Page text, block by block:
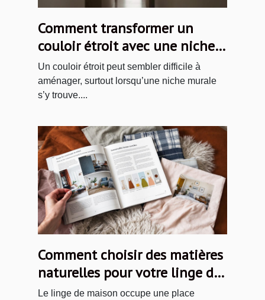
Comment transformer un
couloir étroit avec une niche
murale ?
Un couloir étroit peut sembler difficile à
aménager, surtout lorsqu’une niche murale
s’y trouve....
Comment choisir des matières
naturelles pour votre linge de
maison ?
Le linge de maison occupe une place